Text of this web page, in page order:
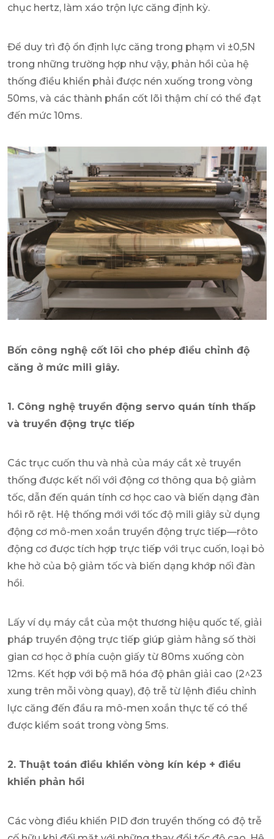
chục hertz, làm xáo trộn lực căng định kỳ.
Để duy trì độ ổn định lực căng trong phạm vi ±0,5N
trong những trường hợp như vậy, phản hồi của hệ
thống điều khiển phải được nén xuống trong vòng
50ms, và các thành phần cốt lõi thậm chí có thể đạt
đến mức 10ms.
Bốn công nghệ cốt lõi cho phép điều chỉnh độ
căng ở mức mili giây.
1. Công nghệ truyền động servo quán tính thấp
và truyền động trực tiếp
Các trục cuốn thu và nhả của máy cắt xẻ truyền
thống được kết nối với động cơ thông qua bộ giảm
tốc, dẫn đến quán tính cơ học cao và biến dạng đàn
hồi rõ rệt. Hệ thống mới với tốc độ mili giây sử dụng
động cơ mô-men xoắn truyền động trực tiếp—rôto
động cơ được tích hợp trực tiếp với trục cuốn, loại bỏ
khe hở của bộ giảm tốc và biến dạng khớp nối đàn
hồi.
Lấy ví dụ máy cắt của một thương hiệu quốc tế, giải
pháp truyền động trực tiếp giúp giảm hằng số thời
gian cơ học ở phía cuộn giấy từ 80ms xuống còn
12ms. Kết hợp với bộ mã hóa độ phân giải cao (2^23
xung trên mỗi vòng quay), độ trễ từ lệnh điều chỉnh
lực căng đến đầu ra mô-men xoắn thực tế có thể
được kiểm soát trong vòng 5ms.
2. Thuật toán điều khiển vòng kín kép + điều
khiển phản hồi
Các vòng điều khiển PID đơn truyền thống có độ trễ